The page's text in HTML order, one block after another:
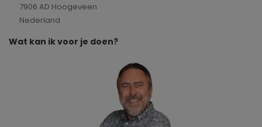
7906 AD Hoogeveen
Nederland
Wat kan ik voor je doen?